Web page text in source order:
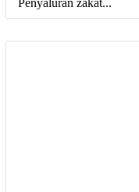
Penyaluran zakat...